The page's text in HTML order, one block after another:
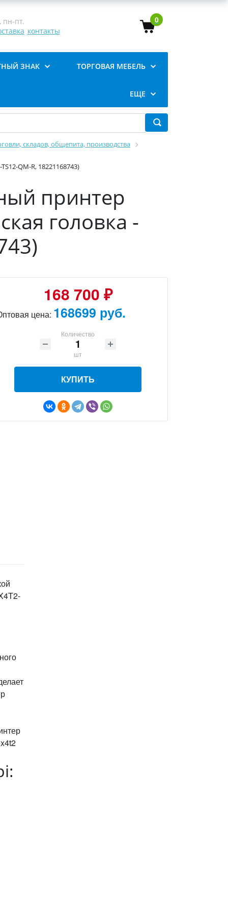
0
пн-пт.
контакты
ЗНАК ТОРГОВАЯ МЕБЕЛЬ
ЕЩЕ
складов, общепита, производства
QM-R, 18221168743)
принтер
головка -
168 700 ₽
цена: 168699 руб.
Количество
шт
КУПИТЬ